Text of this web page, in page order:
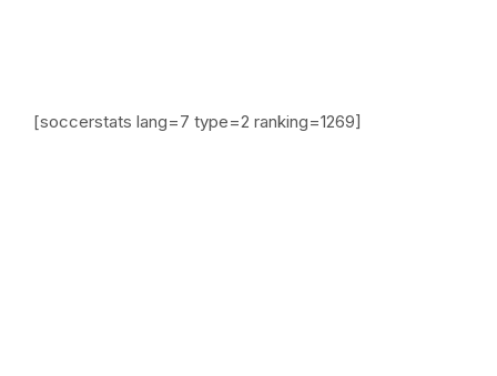
[soccerstats lang=7 type=2 ranking=1269]